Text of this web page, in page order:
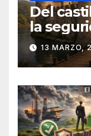
Del
la
13 MARZO,